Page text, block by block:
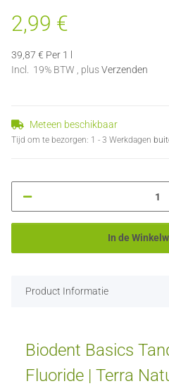
2,99 €
39,87 € Per 1 l
Incl. 19% BTW , plusVerzenden
Meteen beschikbaar
Tijd om te bezorgen: 1 - 3 Werkdagen
In de
Product Informatie
Biodent Basics
Fluoride | Terra